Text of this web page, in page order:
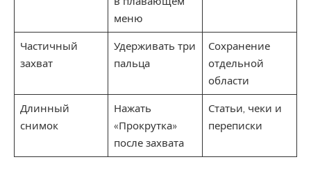
меню
Частичный
захват
Удерживать три
пальца
Сохранение
отдельной
области
Длинный
снимок
Нажать
«Прокрутка»
после захвата
Статьи, чеки и
переписки